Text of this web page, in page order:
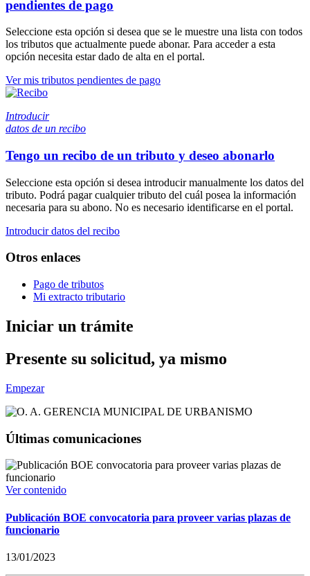
pendientes de pago
Seleccione esta opción si desea que se le muestre una lista con todos
los tributos que actualmente puede abonar. Para acceder a esta
opción necesita estar dado de alta en el portal.
Ver mis tributos pendientes de pago
Introducir
datos de un recibo
Tengo un recibo de un tributo y deseo abonarlo
Seleccione esta opción si desea introducir manualmente los datos del
tributo. Podrá pagar cualquier tributo del cuál posea la información
necesaria para su abono. No es necesario identificarse en el portal.
Introducir datos del recibo
Otros enlaces
Pago de tributos
Mi extracto tributario
Iniciar un trámite
Presente su solicitud, ya mismo
Empezar
Últimas comunicaciones
Ver contenido
Publicación BOE convocatoria para proveer varias plazas de
funcionario
13/01/2023